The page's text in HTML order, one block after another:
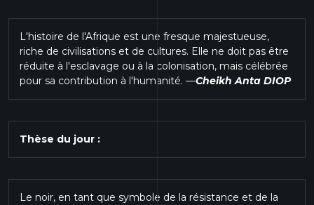
L'histoire de l'Afrique est une fresque majestueuse,
riche de civilisations et de cultures. Elle ne doit pas être
réduite à l'esclavage ou à la colonisation, mais célébrée
pour sa contribution à l'humanité. —Cheikh Anta DIOP
Thèse du jour :
Le noir, en tant que symbole de la résistance et de la